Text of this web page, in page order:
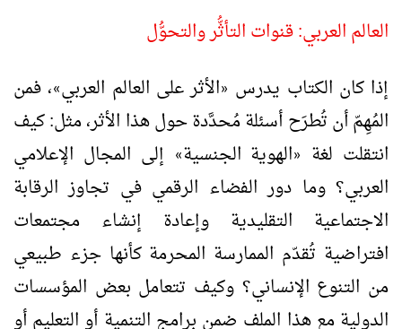
العالم العربي: قنوات التأثُّر والتحوُّل
إذا كان الكتاب يدرس «الأثر على العالم العربي»، فمن
المُهِمّ أن تُطرَح أسئلة مُحدَّدة حول هذا الأثر، مثل: كيف
انتقلت لغة
«الهوية الجنسية»
إلى المجال الإعلامي
العربي؟ وما دور الفضاء الرقمي في تجاوز الرقابة
الاجتماعية التقليدية وإعادة إنشاء مجتمعات
افتراضية تُقدّم الممارسة المحرمة كأنها جزء طبيعي
من التنوع الإنساني؟ وكيف تتعامل بعض المؤسسات
الدولية مع هذا الملف ضمن برامج التنمية أو التعليم أو